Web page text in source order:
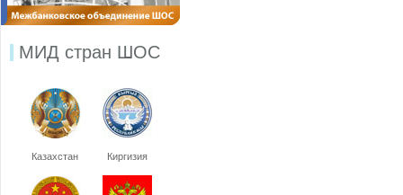
МИД стран ШОС
Казахстан Киргизия